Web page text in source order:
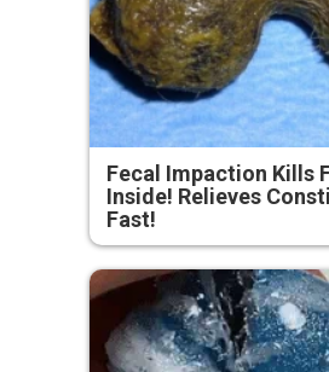
Fecal Impaction Kills
Inside! Relieves
Fast!